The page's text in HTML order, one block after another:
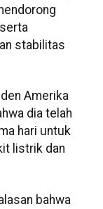
stabilitas
Amerika
dia telah
hari untuk
listrik dan
bahwa